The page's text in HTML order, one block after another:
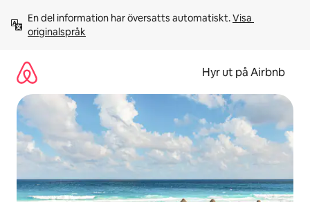
innehåll
En del information har översatts automatiskt. Visa
originalspråk
Hyr ut på Airbnb